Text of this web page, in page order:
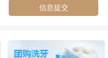
楚明白的消费。
治牙可以通过在线客服预约
信息提交